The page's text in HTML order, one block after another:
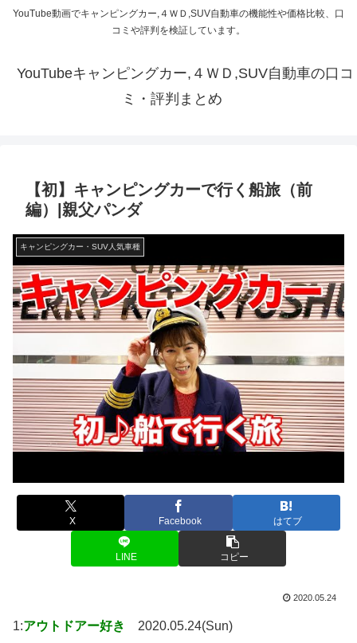
YouTube動画でキャンピングカー,４ＷＤ,SUV自動車の機能性や価格比較、口
コミや評判を検証しています。
YouTubeキャンピングカー,４ＷＤ,SUV自動車の口コ
ミ・評判まとめ
【初】キャンピングカーで行く船旅（前
編）|親父パンダ
キャンピングカー・SUV人気車種
X Facebook はてブ
LINE コピー
2020.05.24
1:アウトドアー好き 2020.05.24(Sun)